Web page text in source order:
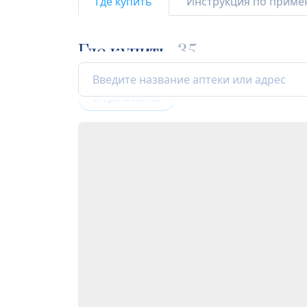
Где купить 35
Открыта сейчас